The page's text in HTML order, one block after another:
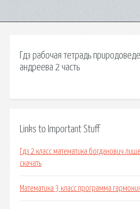
Гдз рабочая тетрадь
андреева 2 часть
Links to Important Stuff
Гдз 2 класс математика богданович
скачать
Математика 3 класс программа